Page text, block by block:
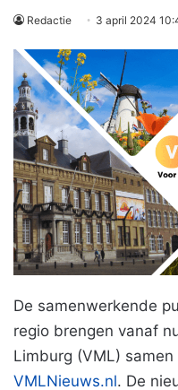
Redactie 3 april 2024
De samenwerkende
regio brengen vanaf
Limburg (VML)
VMLNieuws.nl. De